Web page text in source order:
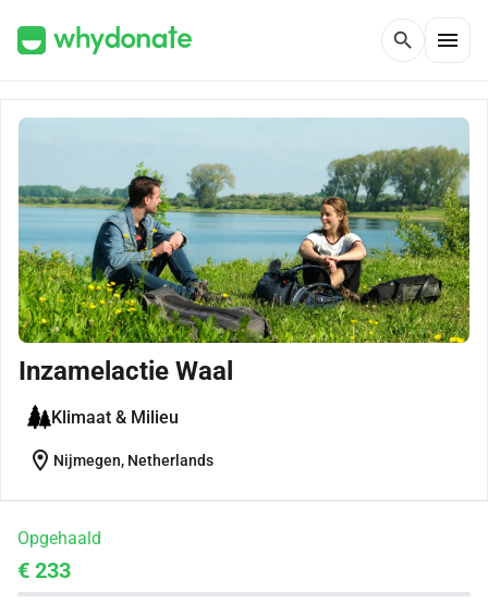
search menu
Inzamelactie Waal
Klimaat & Milieu
location_on Nijmegen, Netherlands
Opgehaald
€ 233